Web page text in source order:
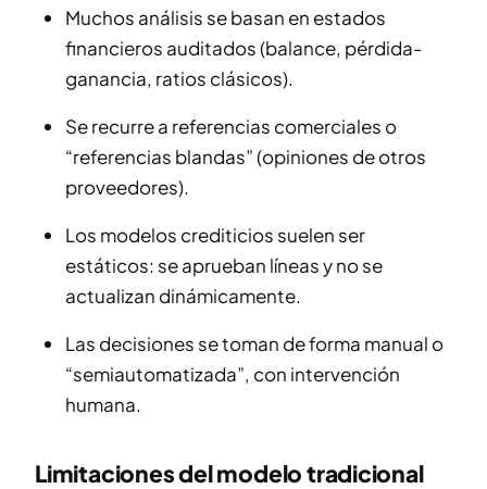
Muchos análisis se basan en estados
financieros auditados (balance, pérdida-
ganancia, ratios clásicos).
Se recurre a referencias comerciales o
“referencias blandas” (opiniones de otros
proveedores).
Los modelos crediticios suelen ser
estáticos: se aprueban líneas y no se
actualizan dinámicamente.
Las decisiones se toman de forma manual o
“semiautomatizada”, con intervención
humana.
Limitaciones del modelo tradicional